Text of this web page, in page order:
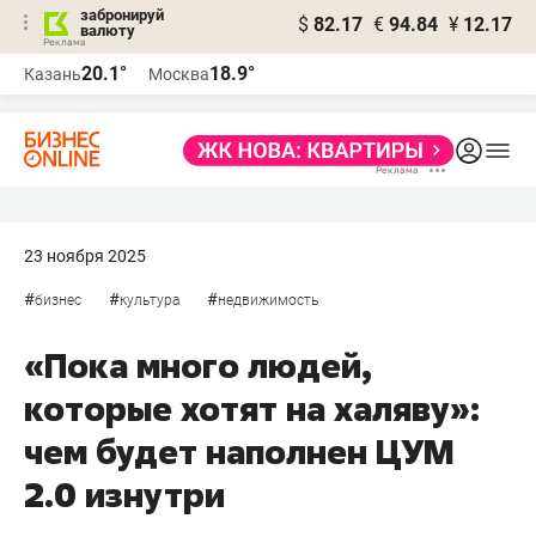
забронируй
валюту
$ 82.17 € 94.84 ¥ 12.17
Казань20.1° Москва18.9°
23 ноября 2025
#бизнес #культура #недвижимость
«Пока много людей,
которые хотят на халяву»:
чем будет наполнен ЦУМ
2.0 изнутри